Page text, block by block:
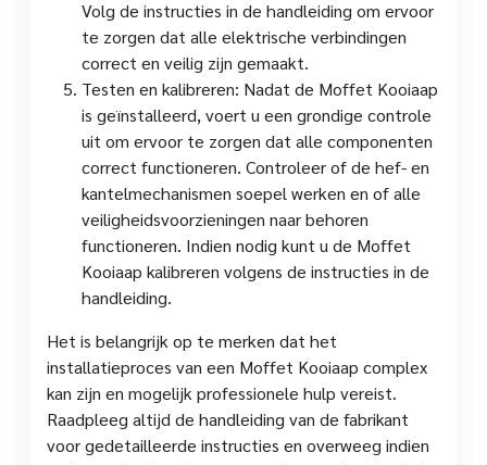
Volg de instructies in de handleiding om ervoor
te zorgen dat alle elektrische verbindingen
correct en veilig zijn gemaakt.
Testen en kalibreren: Nadat de Moffet Kooiaap
is geïnstalleerd, voert u een grondige controle
uit om ervoor te zorgen dat alle componenten
correct functioneren. Controleer of de hef- en
kantelmechanismen soepel werken en of alle
veiligheidsvoorzieningen naar behoren
functioneren. Indien nodig kunt u de Moffet
Kooiaap kalibreren volgens de instructies in de
handleiding.
Het is belangrijk op te merken dat het
installatieproces van een Moffet Kooiaap complex
kan zijn en mogelijk professionele hulp vereist.
Raadpleeg altijd de handleiding van de fabrikant
voor gedetailleerde instructies en overweeg indien